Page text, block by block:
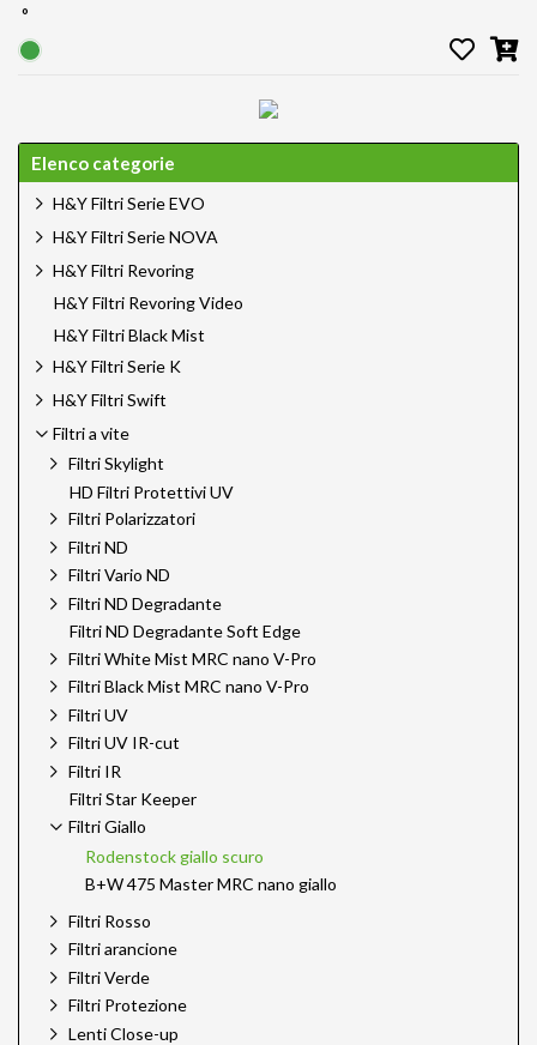
°
Elenco categorie
H&Y Filtri Serie EVO
H&Y Filtri Serie NOVA
H&Y Filtri Revoring
H&Y Filtri Revoring Video
H&Y Filtri Black Mist
H&Y Filtri Serie K
H&Y Filtri Swift
Filtri a vite
Filtri Skylight
HD Filtri Protettivi UV
Filtri Polarizzatori
Filtri ND
Filtri Vario ND
Filtri ND Degradante
Filtri ND Degradante Soft Edge
Filtri White Mist MRC nano V-Pro
Filtri Black Mist MRC nano V-Pro
Filtri UV
Filtri UV IR-cut
Filtri IR
Filtri Star Keeper
Filtri Giallo
Rodenstock giallo scuro
B+W 475 Master MRC nano giallo
Filtri Rosso
Filtri arancione
Filtri Verde
Filtri Protezione
Lenti Close-up